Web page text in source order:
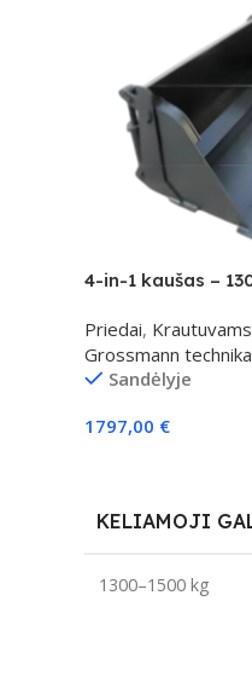
4-in-1 kaušas –
Priedai, Krautuvams
Grossmann technika
Sandėlyje
1797,00 €
KELIAMOJI
1300–1500 kg